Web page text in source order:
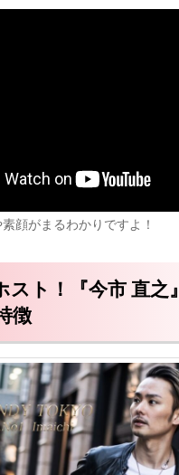
顔がまるわかりですよ！
スト！『今市 直之
徴